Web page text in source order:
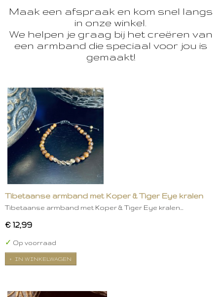
Maak een afspraak en kom snel langs
in onze winkel.
We helpen je graag bij het creëren van
een armband die speciaal voor jou is
gemaakt!
Tibetaanse armband met Koper & Tiger Eye kralen
Tibetaanse armband met Koper & Tiger Eye kralen…
€ 12,99
✓ Op voorraad
IN WINKELWAGEN